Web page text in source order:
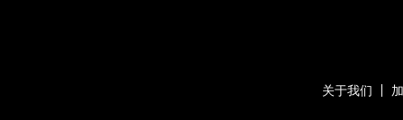
关于我们